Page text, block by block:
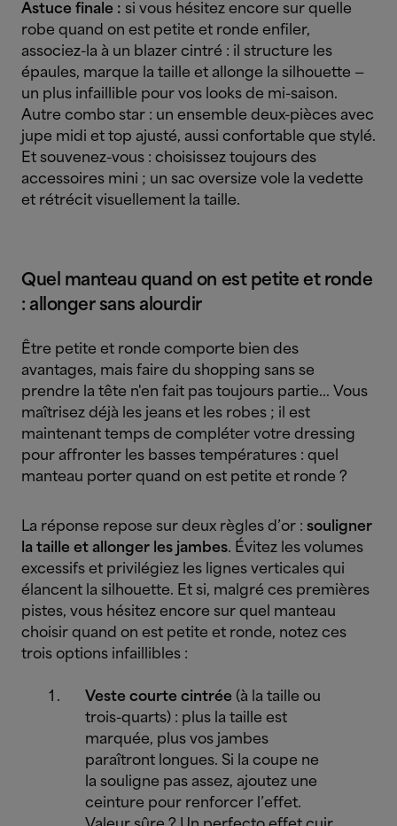
Astuce finale : si vous hésitez encore sur quelle
robe quand on est petite et ronde enfiler,
associez-la à un blazer cintré : il structure les
épaules, marque la taille et allonge la silhouette —
un plus infaillible pour vos looks de mi-saison.
Autre combo star : un ensemble deux-pièces avec
jupe midi et top ajusté, aussi confortable que stylé.
Et souvenez-vous : choisissez toujours des
accessoires mini ; un sac oversize vole la vedette
et rétrécit visuellement la taille.
Quel manteau quand on est petite et ronde
: allonger sans alourdir
Être petite et ronde comporte bien des
avantages, mais faire du shopping sans se
prendre la tête n'en fait pas toujours partie... Vous
maîtrisez déjà les jeans et les robes ; il est
maintenant temps de compléter votre dressing
pour affronter les basses températures : quel
manteau porter quand on est petite et ronde ?
La réponse repose sur deux règles d’or : souligner
la taille et allonger les jambes. Évitez les volumes
excessifs et privilégiez les lignes verticales qui
élancent la silhouette. Et si, malgré ces premières
pistes, vous hésitez encore sur quel manteau
choisir quand on est petite et ronde, notez ces
trois options infaillibles :
Veste courte cintrée (à la taille ou
trois-quarts) : plus la taille est
marquée, plus vos jambes
paraîtront longues. Si la coupe ne
la souligne pas assez, ajoutez une
ceinture pour renforcer l’effet.